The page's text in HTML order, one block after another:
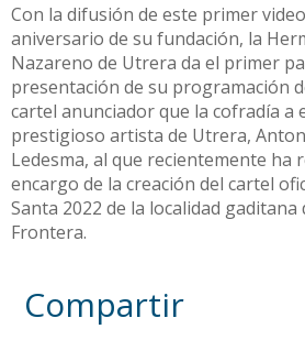
Con la difusión de este primer
aniversario de su fundación, la
Nazareno de Utrera da el primer
presentación de su programación
cartel anunciador que la cofradía a
prestigioso artista de Utrera,
Ledesma, al que recientemente ha
encargo de la creación del cartel
Santa 2022 de la localidad gaditana
Frontera.
Compartir